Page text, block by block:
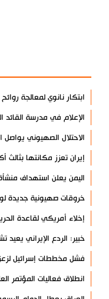
ابتكار نانوي لمعالجة
الإعلام في مدرسة
الاحتلال الصهيوني يواصل
إيران تعزز مكانتها بثالث
اليمن يعلن استهداف
خروقات صهيونية جديدة
إخلاء أمريكي لقاعدة
خبير: الردع الإيراني يعيد
فشل مخططات إسرائيل
انطلاق فعاليات المؤتمر